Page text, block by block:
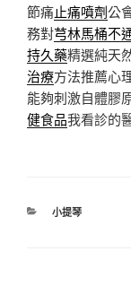
節痛止痛噴劑公
務對芎林馬桶不
持久藥精選純天
治療方法推薦心
能夠刺激自體膠
健食品我看診的
分
小提琴